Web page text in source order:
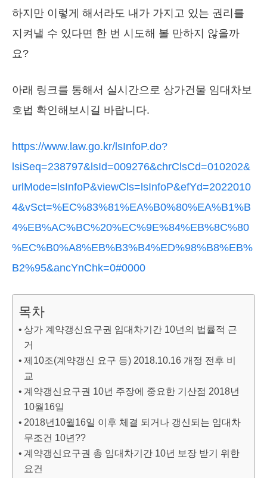
하지만 이렇게 해서라도 내가 가지고 있는 권리를
지켜낼 수 있다면 한 번 시도해 볼 만하지 않을까
요?
아래 링크를 통해서 실시간으로 상가건물 임대차보
호법 확인해보시길 바랍니다.
https://www.law.go.kr/lsInfoP.do?
lsiSeq=238797&lsId=009276&chrClsCd=010202&
urlMode=lsInfoP&viewCls=lsInfoP&efYd=2022010
4&vSct=%EC%83%81%EA%B0%80%EA%B1%B
4%EB%AC%BC%20%EC%9E%84%EB%8C%80
%EC%B0%A8%EB%B3%B4%ED%98%B8%EB%
B2%95&ancYnChk=0#0000
목차
상가 계약갱신요구권 임대차기간 10년의 법률적 근
거
제10조(계약갱신 요구 등) 2018.10.16 개정 전후 비
교
계약갱신요구권 10년 주장에 중요한 기산점 2018년
10월16일
2018년10월16일 이후 체결 되거나 갱신되는 임대차
무조건 10년??
계약갱신요구권 총 임대차기간 10년 보장 받기 위한
요건